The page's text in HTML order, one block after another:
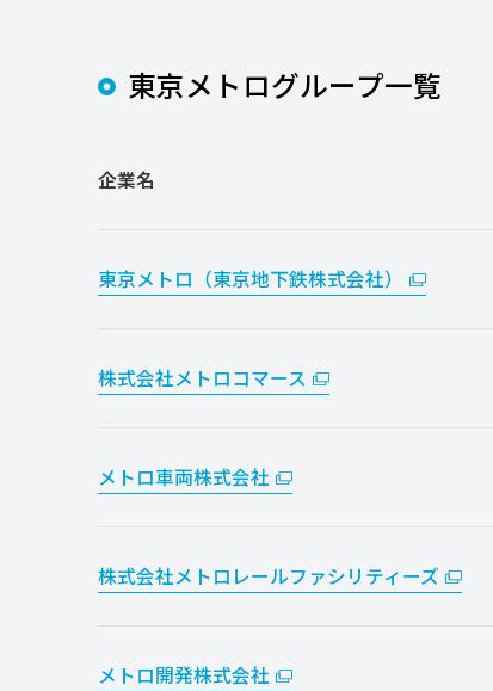
東京メトログループ一覧
企業名
東京メトロ（東京地下鉄株式会社）
株式会社メトロコマース
メトロ車両株式会社
株式会社メトロレールファシリティーズ
メトロ開発株式会社